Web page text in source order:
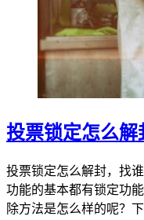
投票锁定怎么解
投票锁定怎么解封，找
功能的基本都有锁定功
除方法是怎么样的呢？